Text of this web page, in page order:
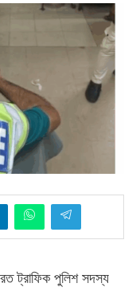
ট্রাফিক পুলিশ সদস্য